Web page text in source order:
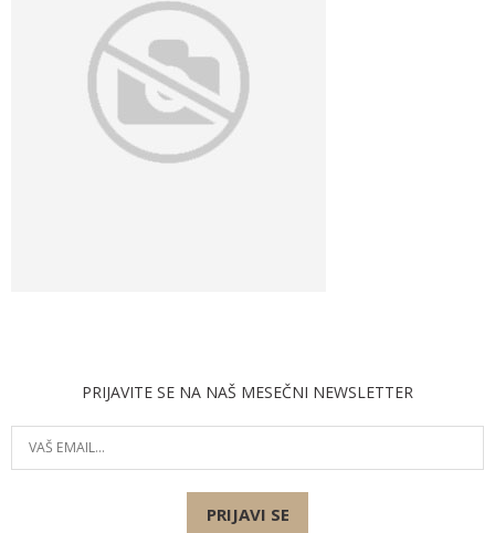
PRIJAVITE SE NA NAŠ MESEČNI NEWSLETTER
PRIJAVI SE